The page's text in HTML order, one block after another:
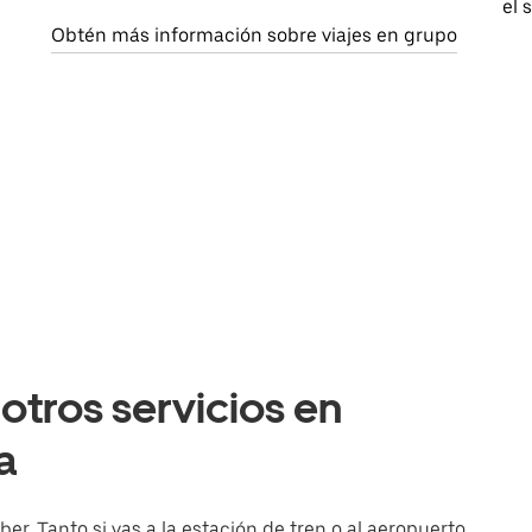
Obtén más información sobre viajes en grupo
el
servicios en